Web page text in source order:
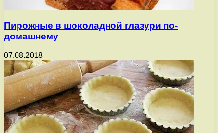
Пирожные в шоколадной глазури по-
домашнему
07.08.2018